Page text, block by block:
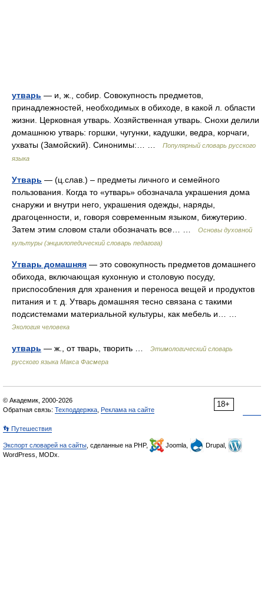
утварь — и, ж., собир. Совокупность предметов,
принадлежностей, необходимых в обиходе, в какой л. области
жизни. Церковная утварь. Хозяйственная утварь. Снохи делили
домашнюю утварь: горшки, чугунки, кадушки, ведра, корчаги,
ухваты (Замойский). Синонимы:… …
Популярный словарь русского
языка
Утварь — (ц.слав.) – предметы личного и семейного
пользования. Когда то «утварь» обозначала украшения дома
снаружи и внутри него, украшения одежды, наряды,
драгоценности, и, говоря современным языком, бижутерию.
Затем этим словом стали обозначать все… …
Основы духовной
культуры (энциклопедический словарь педагога)
Утварь домашняя — это совокупность предметов домашнего
обихода, включающая кухонную и столовую посуду,
приспособления для хранения и переноса вещей и продуктов
питания и т. д. Утварь домашняя тесно связана с такими
подсистемами материальной культуры, как мебель и… …
Экология человека
утварь — ж., от тварь, творить …
Этимологический словарь
русского языка Макса Фасмера
18+
© Академик, 2000-2026
Обратная связь: Техподдержка Реклама на сайте
👣 Путешествия
Экспорт словарей на сайты , сделанные на PHP, Joomla,
Drupal,
WordPress, MODx.